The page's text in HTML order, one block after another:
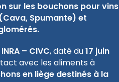
sur les bouchons pour vins
Spumante) et
– CIVC, daté du17 juin
avec les aliments à
en liège destinés à la